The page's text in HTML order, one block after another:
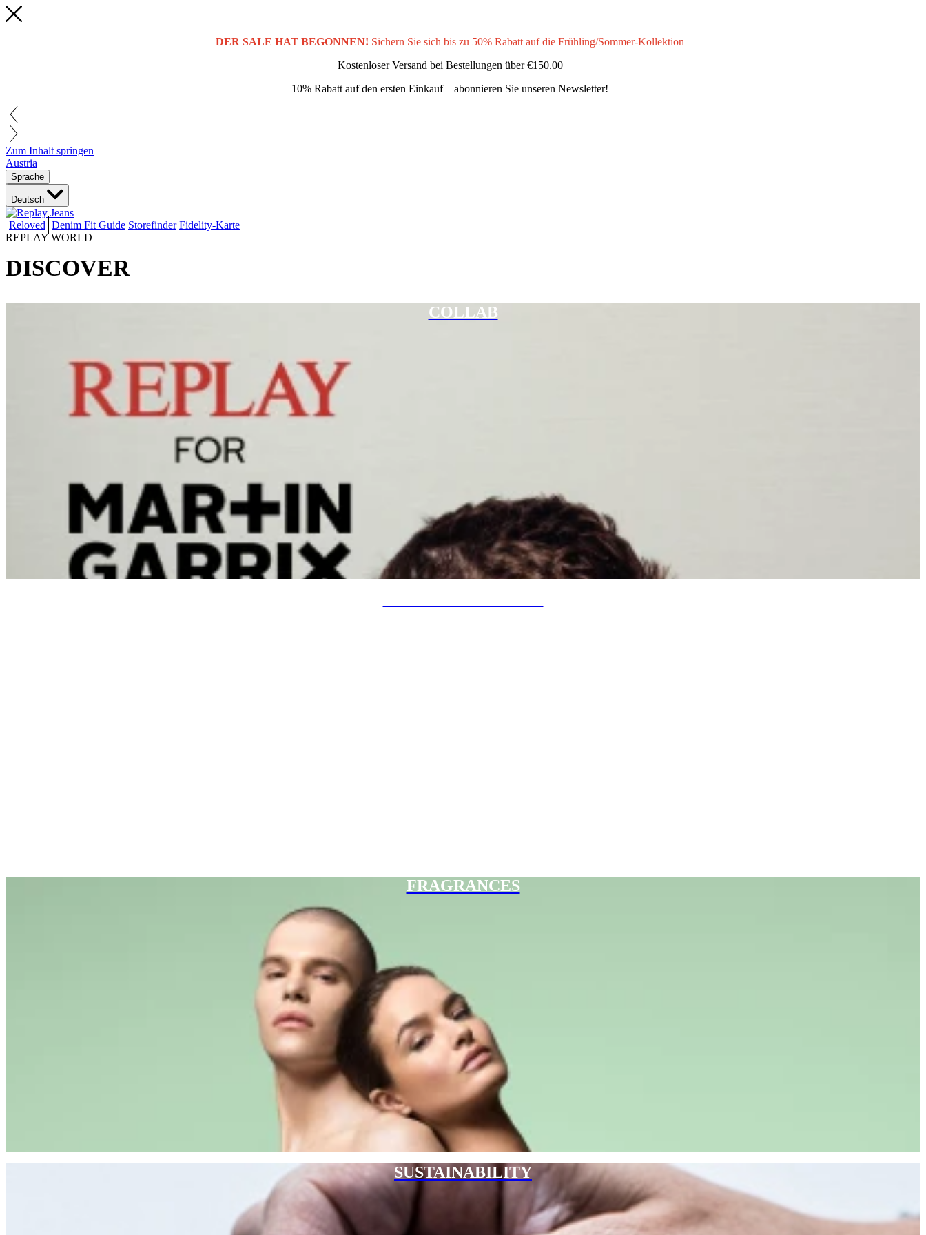
DER SALE HAT BEGONNEN! Sichern Sie sich bis zu 50% Rabatt auf die Frühling/Sommer-Kollektion
Kostenloser Versand bei Bestellungen über€150.00
10% Rabatt auf den ersten Einkauf – abonnieren Sie unseren Newsletter!
Zum Inhalt springen
Austria
Sprache
Deutsch
Reloved Denim Fit Guide Storefinder Fidelity-Karte
REPLAY WORLD
DISCOVER
COLLAB
FRAGRANCES
SUSTAINABILITY